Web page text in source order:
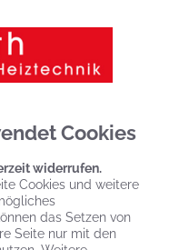
Cookies
widerrufen.
Cookies und weitere
das Setzen von
Seite nur mit den